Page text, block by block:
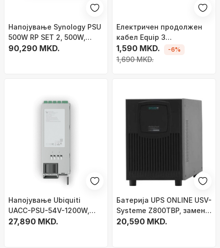
Напојување Synology PSU
500W RP SET 2, 500W,
редундантно, сиво
90,290 MKD.
Електричен продолжен
кабел Equip 3
приклучници, 3 излези,
бел
1,590 MKD.
1,690 MKD.
-6%
Напојување Ubiquiti
UACC-PSU-54V-1200W,
54V, 1200W, сиво
27,890 MKD.
Батерија UPS ONLINE USV-
Systeme Z800TBP, замена
за ZINTO 800 T, црна
20,590 MKD.